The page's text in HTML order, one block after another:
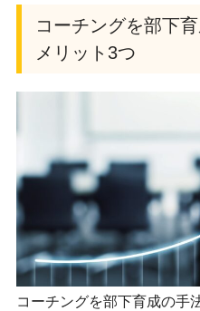
コーチングを部下
メリット3つ
コーチングを部下育成の手